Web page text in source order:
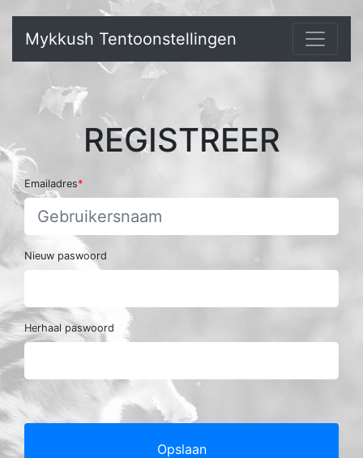
Mykkush Tentoonstellingen
REGISTREER
Emailadres
Nieuw paswoord
Herhaal paswoord
Opslaan